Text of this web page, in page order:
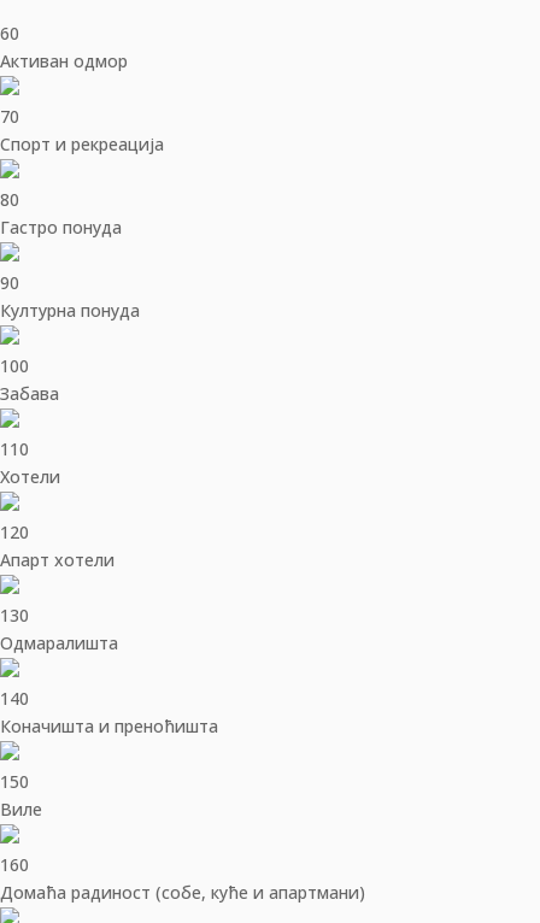
60
Активан одмор
70
Спорт и рекреација
80
Гастро понуда
90
Културна понуда
100
Забава
110
Хотели
120
Апарт хотели
130
Одмаралишта
140
Коначишта и преноћишта
150
Виле
160
Домаћа радиност (собе, куће и апартмани)